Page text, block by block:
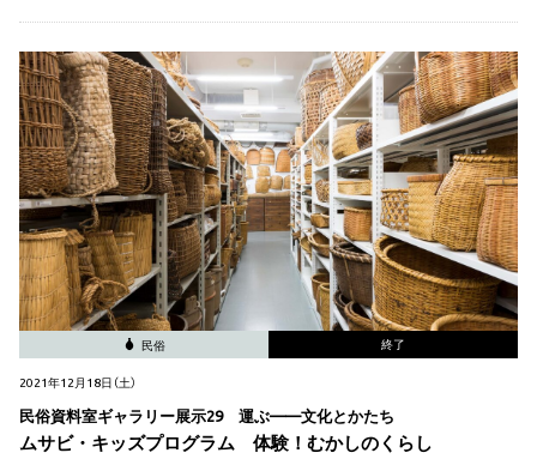
民俗 終了
2021年12月18日（土）
民俗資料室ギャラリー展示29 運ぶ——文化とかたち
ムサビ・キッズプログラム 体験！むかしのくらし